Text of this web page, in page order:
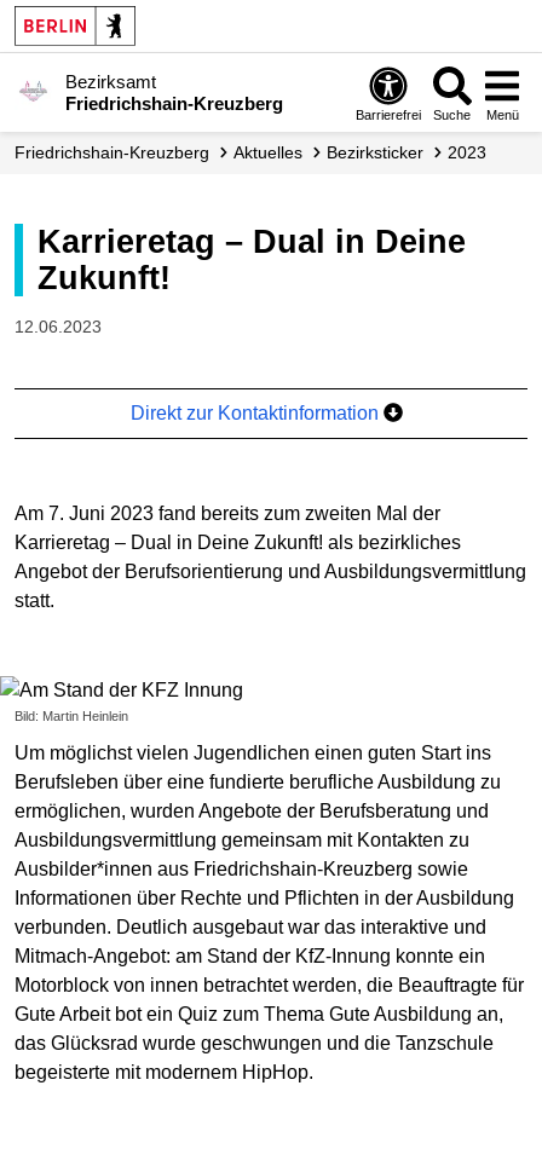
Bezirksamt
Friedrichshain-Kreuzberg
Barrierefrei Suche Menü
Friedrichshain-Kreuzberg Aktuelles Bezirksticker 2023
Karrieretag – Dual in Deine
Zukunft!
12.06.2023
Direkt zur Kontaktinformation
Am 7. Juni 2023 fand bereits zum zweiten Mal der
Karrieretag – Dual in Deine Zukunft! als bezirkliches
Angebot der Berufsorientierung und Ausbildungsvermittlung
statt.
Bild: Martin Heinlein
Um möglichst vielen Jugendlichen einen guten Start ins
Berufsleben über eine fundierte berufliche Ausbildung zu
ermöglichen, wurden Angebote der Berufsberatung und
Ausbildungsvermittlung gemeinsam mit Kontakten zu
Ausbilder*innen aus Friedrichshain-Kreuzberg sowie
Informationen über Rechte und Pflichten in der Ausbildung
verbunden. Deutlich ausgebaut war das interaktive und
Mitmach-Angebot: am Stand der KfZ-Innung konnte ein
Motorblock von innen betrachtet werden, die Beauftragte für
Gute Arbeit bot ein Quiz zum Thema Gute Ausbildung an,
das Glücksrad wurde geschwungen und die Tanzschule
begeisterte mit modernem HipHop.